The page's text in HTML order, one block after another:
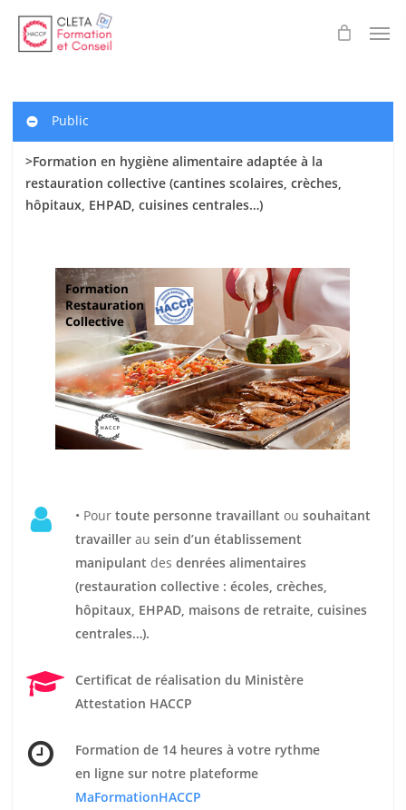
main
Public
>Formation en hygiène alimentaire adaptée à la
restauration collective (cantines scolaires, crèches,
hôpitaux, EHPAD, cuisines centrales…)
• Pour toute personne travaillant ou souhaitant
travailler au sein d’un établissement
manipulant des denrées alimentaires
(restauration collective : écoles, crèches,
hôpitaux, EHPAD, maisons de retraite, cuisines
centrales…).
Certificat de réalisation du Ministère
Attestation HACCP
Formation de 14 heures à votre rythme
en ligne sur notre plateforme
MaFormationHACCP